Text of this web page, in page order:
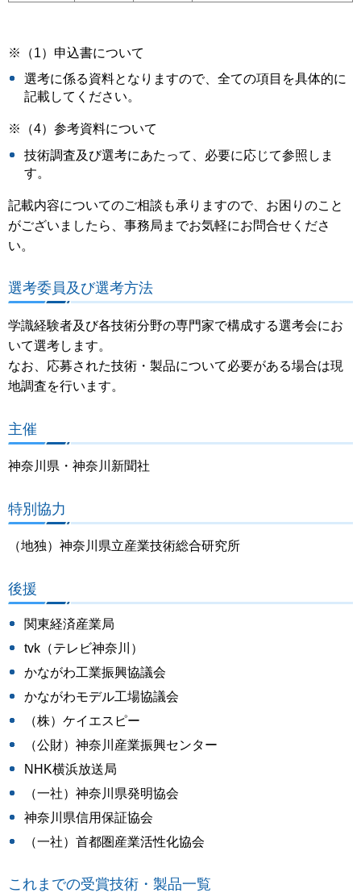
※（1）申込書について
選考に係る資料となりますので、全ての項目を具体的に
記載してください。
※（4）参考資料について
技術調査及び選考にあたって、必要に応じて参照しま
す。
記載内容についてのご相談も承りますので、お困りのこと
がございましたら、事務局までお気軽にお問合せくださ
い。
選考委員及び選考方法
学識経験者及び各技術分野の専門家で構成する選考会にお
いて選考します。
なお、応募された技術・製品について必要がある場合は現
地調査を行います。
主催
神奈川県・神奈川新聞社
特別協力
（地独）神奈川県立産業技術総合研究所
後援
関東経済産業局
tvk（テレビ神奈川）
かながわ工業振興協議会
かながわモデル工場協議会
（株）ケイエスピー
（公財）神奈川産業振興センター
NHK横浜放送局
（一社）神奈川県発明協会
神奈川県信用保証協会
（一社）首都圏産業活性化協会
これまでの受賞技術・製品一覧